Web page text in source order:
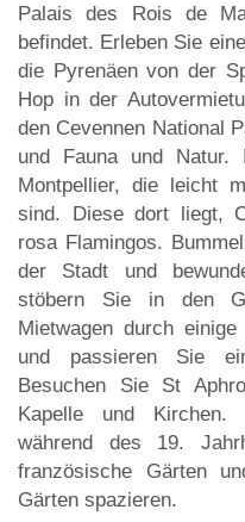
Palais des Rois de
befindet. Erleben Sie
die Pyrenäen von der
Hop in der
den Cevennen National
und Fauna und
Montpellier, die leicht
sind. Diese dort liegt,
rosa Flamingos.
der Stadt und
stöbern Sie in den
Mietwagen durch
und passieren Sie
Besuchen Sie St
Kapelle und
während des 19.
französische Gärten
Gärten spazieren.